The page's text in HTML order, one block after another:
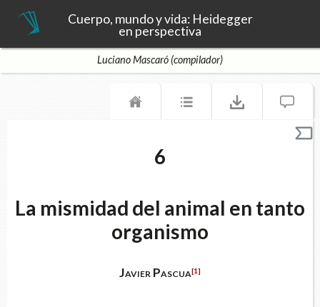
Cuerpo, mundo y vida: Heidegger
en perspectiva
Luciano Mascaró (compilador)
6
La mismidad del animal en tanto
organismo
Javier Pascua[1]